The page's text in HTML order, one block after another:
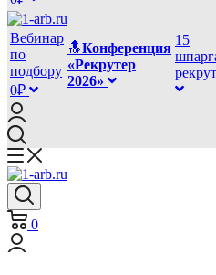
Вебинар
по
подбору
0₽
🔝Конференция
«Рекрутер
2026»
15
0